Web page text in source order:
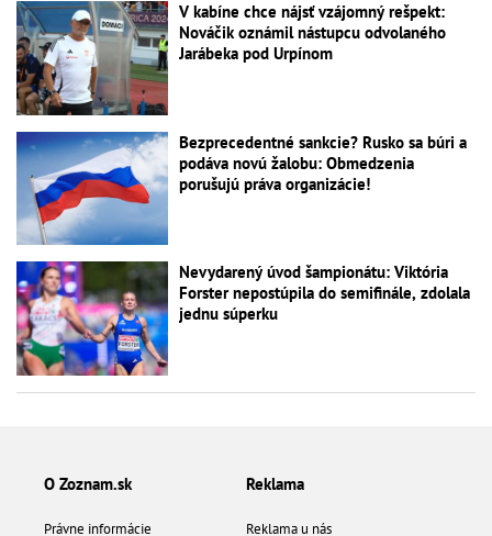
V kabíne chce nájsť vzájomný rešpekt:
Nováčik oznámil nástupcu odvolaného
Jarábeka pod Urpínom
Bezprecedentné sankcie? Rusko sa búri a
podáva novú žalobu: Obmedzenia
porušujú práva organizácie!
Nevydarený úvod šampionátu: Viktória
Forster nepostúpila do semifinále, zdolala
jednu súperku
O Zoznam.sk
Právne informácie
Reklama
Reklama u nás